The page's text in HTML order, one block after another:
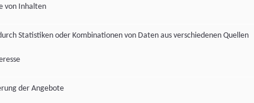
von Inhalten
Statistiken oder Kombinationen von Daten aus verschiedenen Quellen
der Angebote